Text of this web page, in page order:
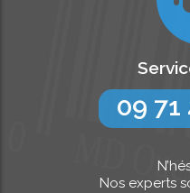
09 71
Nos experts